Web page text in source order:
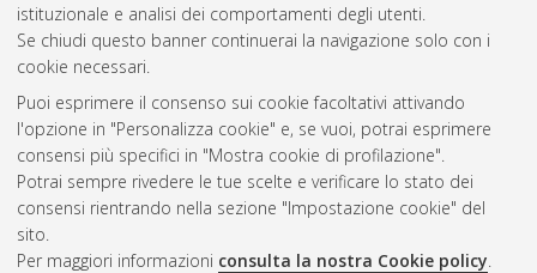
istituzionale e analisi dei comportamenti degli utenti.
Se chiudi questo banner continuerai la navigazione solo con i
cookie necessari.
Puoi esprimere il consenso sui cookie facoltativi attivando
l'opzione in "Personalizza cookie" e, se vuoi, potrai esprimere
consensi più specifici in "Mostra cookie di profilazione".
Potrai sempre rivedere le tue scelte e verificare lo stato dei
consensi rientrando nella sezione "Impostazione cookie" del
sito.
Per maggiori informazioni consulta la nostra Cookie policy.
Atom
Rss 1.0
Rss 2.0
ISSN: 2038-7946